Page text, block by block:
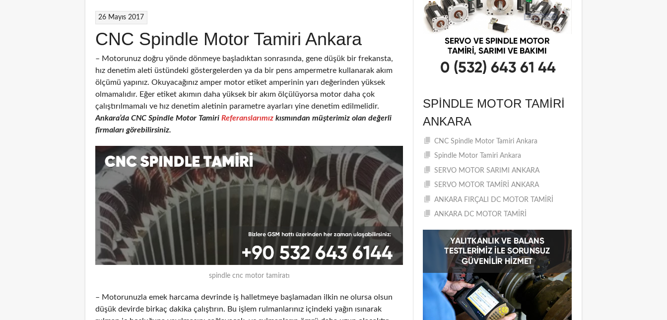
26 Mayıs 2017
CNC Spindle Motor Tamiri Ankara
– Motorunuz doğru yönde dönmeye başladıktan sonrasında, gene düşük bir frekansta,
hız denetim aleti üstündeki göstergelerden ya da bir pens ampermetre kullanarak akım
ölçümü yapınız. Okuyacağınız amper motor etiket amperinin yarı değerinden yüksek
olmamalıdır. Eğer etiket akımın daha yüksek bir akım ölçülüyorsa motor daha çok
çalıştırılmamalı ve hız denetim aletinin parametre ayarları yine denetim edilmelidir.
Ankara’da CNC Spindle Motor Tamiri Referanslarımız kısmından müşterimiz olan değerli
firmaları görebilirsiniz.
spindle cnc motor tamiratı
– Motorunuzla emek harcama devrinde iş halletmeye başlamadan ilkin ne olursa olsun
düşük devirde birkaç dakika çalıştırın. Bu işlem rulmanlarınız içindeki yağın ısınarak
SPINDLE MOTOR TAMIRI
ANKARA
CNC Spindle Motor Tamiri Ankara
Spindle Motor Tamiri Ankara
SERVO MOTOR SARIMI ANKARA
SERVO MOTOR TAMİRİ ANKARA
ANKARA FIRÇALI DC MOTOR TAMİRİ
ANKARA DC MOTOR TAMİRİ